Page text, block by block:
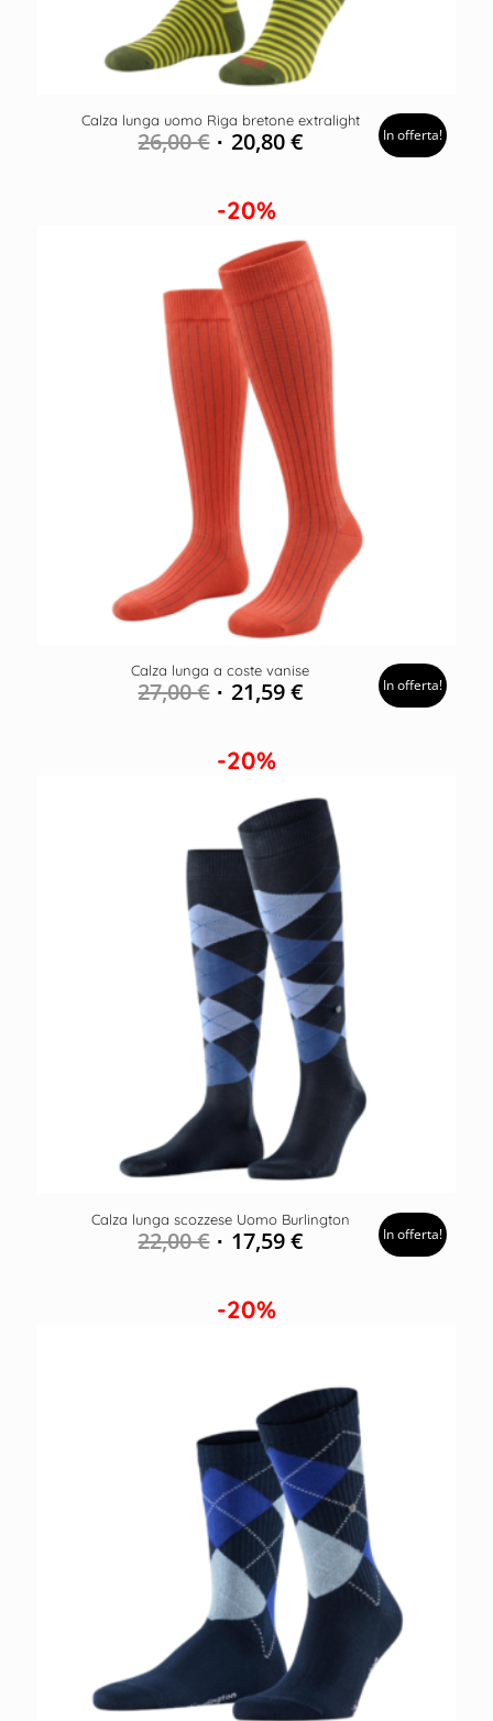
Calza lunga uomo Riga bretone extralight
26,00€ 20,80€ In offerta!
-20%
Calza lunga a coste vanise
27,00€ 21,59€ In offerta!
-20%
Calza lunga scozzese Uomo Burlington
22,00€ 17,59€ In offerta!
-20%